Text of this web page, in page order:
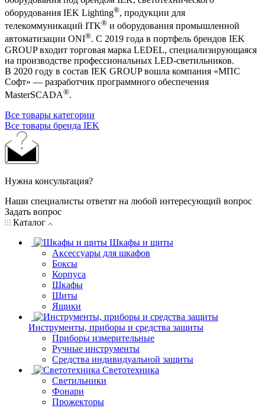
оборудования IEK Lighting®, продукции для
телекоммуникаций ITK® и оборудования промышленной
автоматизации ONI®. С 2019 года в портфель брендов IEK
GROUP входит торговая марка LEDEL, специализирующаяся
на производстве профессиональных LED-светильников.
В 2020 году в состав IEK GROUP вошла компания «МПС
Софт» — разработчик программного обеспечения
MasterSCADA®.
Все товары категории
Все товары бренда IEK
Нужна консультация?
Наши специалисты ответят на любой интересующий вопрос
Задать вопрос
Каталог
Шкафы и щиты
Аксессуары для шкафов
Боксы
Корпуса
Шкафы
Щиты
Ящики
Инструменты, приборы и средства защиты
Приборы измерительные
Ручные инструменты
Средства индивидуальной защиты
Светотехника
Светильники
Фонари
Прожекторы